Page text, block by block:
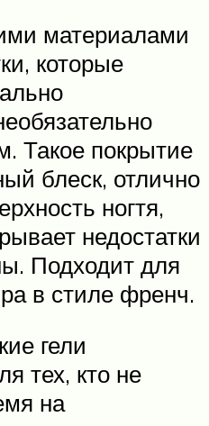
материалами
которые
Такое покрытие
блеск, отлично
ногтя,
недостатки
Подходит для
в стиле френч.
гели
тех, кто не
на